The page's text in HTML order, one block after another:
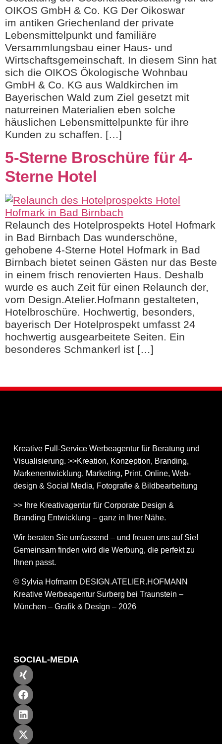
OIKOS GmbH & Co. KG Der Oikoswar
im antiken Griechenland der private
Lebensmittelpunkt und familiäre
Versammlungsbau einer Haus- und
Wirtschaftsgemeinschaft. In diesem Sinn hat
sich die OIKOS Ökologische Wohnbau
GmbH & Co. KG aus Waldkirchen im
Bayerischen Wald zum Ziel gesetzt mit
naturreinen Materialien eben solche
häuslichen Lebensmittelpunkte für ihre
Kunden zu schaffen. […]
5-Sterne Broschüre für 4-
Sterne Hotel
Relaunch des Hotelprospekts Hotel Hofmark
in Bad Birnbach Das wunderschöne,
gehobene 4-Sterne Hotel Hofmark in Bad
Birnbach bietet seinen Gästen nur das Beste
in einem frisch renovierten Haus. Deshalb
wurde es auch Zeit für einen Relaunch der,
vom Design.Atelier.Hofmann gestalteten,
Hotelbroschüre. Hochwertig, besonders,
bayerisch Der Hotelprospekt umfasst 24
hochwertig ausgearbeitete Seiten. Ein
besonderes Schmankerl ist […]
Kreative Full-Service Werbeagentur für Beratung und
Visualisierung. >>Kreation, Konzeption, Branding,
Markenentwicklung, Marketing, Print, Online, Web­
design & Social Media, Fotografie & Bildbear­bei­tung
>> Ihre Kreativagentur für Corporate Design &
Branding Entwicklung – ganz in Ihrer Nähe.
Wir beraten Sie umfassend – und freuen uns auf Sie!
Gemeinsam finden wird die Werbung, die perfekt zu
Ihnen passt.
© Sylvia Hofmann DESIGN.ATELIER.HOFMANN
Kreative Werbeagentur Surberg bei Traunstein –
München – Grafik & Design – 2026
SOCIAL-MEDIA